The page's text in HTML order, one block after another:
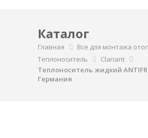
Каталог
Главная
Все для монтажа
Теплоноситель
Clariant
Теплоноситель жидкий
Германия